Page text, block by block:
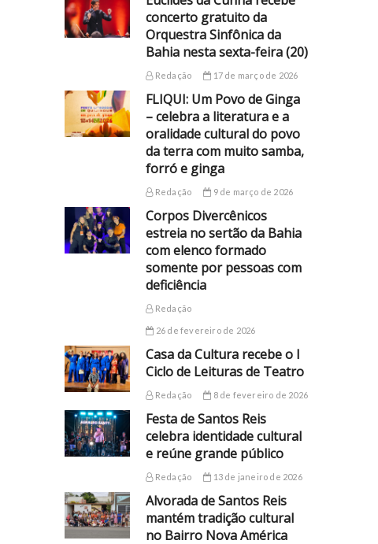
concerto gratuito da
Orquestra Sinfônica da
Bahia nesta sexta-feira (20)
Redação 17 de março de 2026
FLIQUI: Um Povo de Ginga
– celebra a literatura e a
oralidade cultural do povo
da terra com muito samba,
forró e ginga
Redação 9 de março de 2026
Corpos Divercênicos
estreia no sertão da Bahia
com elenco formado
somente por pessoas com
deficiência
Redação
26 de fevereiro de 2026
Casa da Cultura recebe o I
Ciclo de Leituras de Teatro
Redação 8 de fevereiro de 2026
Festa de Santos Reis
celebra identidade cultural
e reúne grande público
Redação 13 de janeiro de 2026
Alvorada de Santos Reis
mantém tradição cultural
no Bairro Nova América